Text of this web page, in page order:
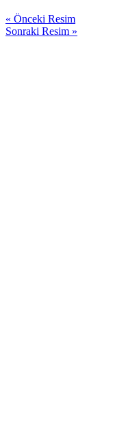
« Önceki Resim
Sonraki Resim »